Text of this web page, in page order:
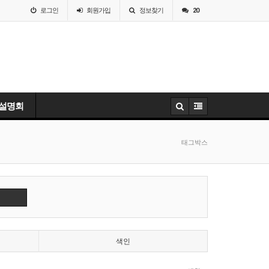
로그인 회원가입 정보찾기 20
명회
태그박스
색인